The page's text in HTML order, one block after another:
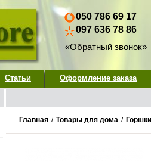
050 786 69 17
097 636 78 86
«Обратный звонок»
Статьи Оформление заказа
Главная / Товары для дома /